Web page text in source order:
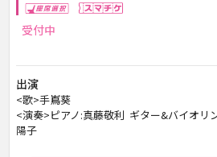
座席選択
受付中
出演
<歌>手嶌葵
<演奏>ピアノ:真藤敬利 ギター&バイオリ
陽子